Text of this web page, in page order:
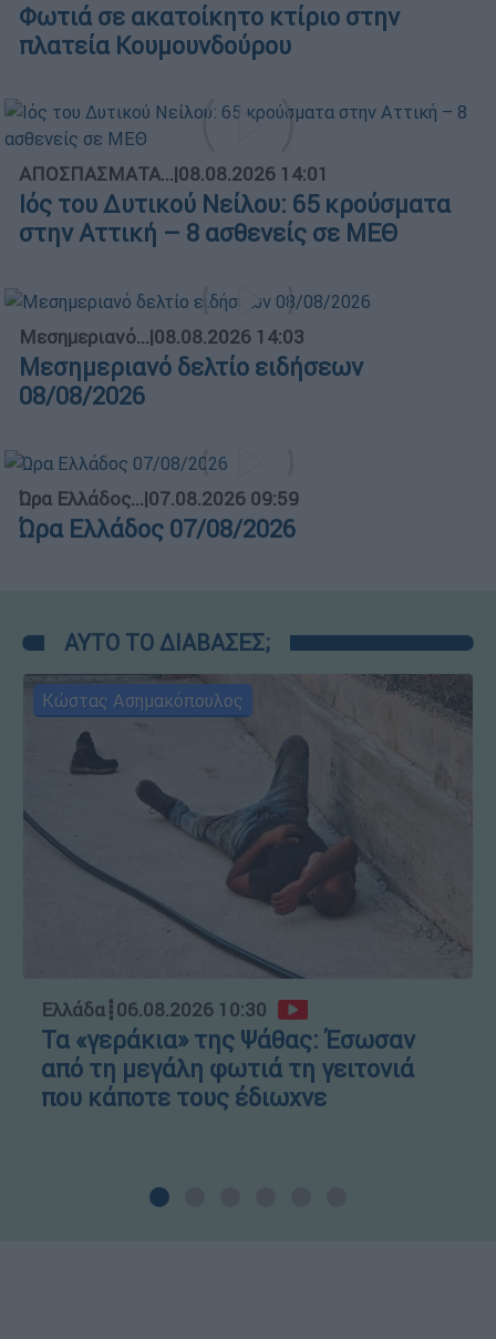
Φωτιά σε ακατοίκητο κτίριο στην
πλατεία Κουμουνδούρου
ΑΠΟΣΠΑΣΜΑΤΑ...|08.08.2026 14:01
Ιός του Δυτικού Νείλου: 65 κρούσματα
στην Αττική – 8 ασθενείς σε ΜΕΘ
Μεσημεριανό...|08.08.2026 14:03
Μεσημεριανό δελτίο ειδήσεων
08/08/2026
Ώρα Ελλάδος...|07.08.2026 09:59
Ώρα Ελλάδος 07/08/2026
ΑΥΤΟ ΤΟ ΔΙΑΒΑΣΕΣ;
Κώστας Ασημακόπουλος
Ελλάδα┋06.08.2026 10:30
Τα «γεράκια» της Ψάθας: Έσωσαν
από τη μεγάλη φωτιά τη γειτονιά
που κάποτε τους έδιωχνε